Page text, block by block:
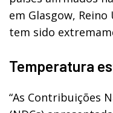
em Glasgow, Reino
tem sido
Temperatura
“As Contribuições